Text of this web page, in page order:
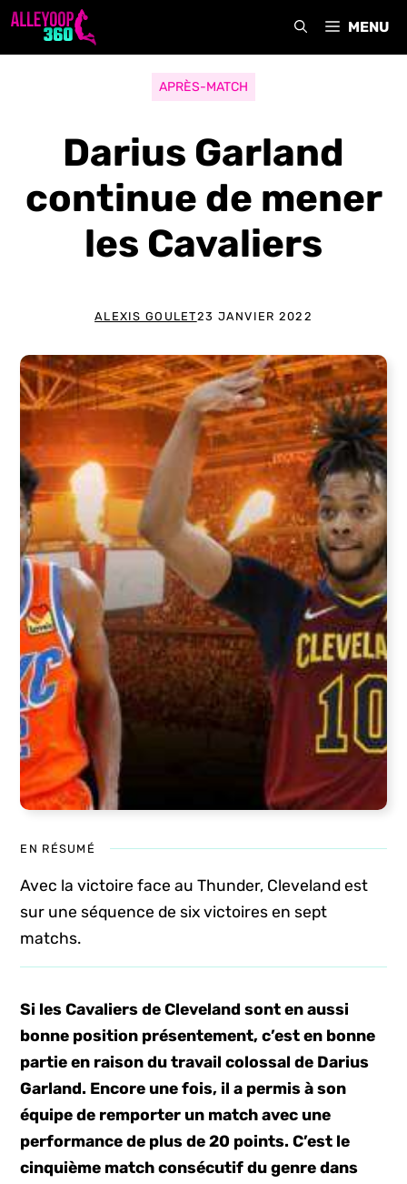
Aller
MENU
APRÈS-MATCH
Darius Garland
continue de mener
les Cavaliers
ALEXIS GOULET23 JANVIER 2022
EN RÉSUMÉ
Avec la victoire face au Thunder, Cleveland est
sur une séquence de six victoires en sept
matchs.
Si les Cavaliers de Cleveland sont en aussi
bonne position présentement, c’est en bonne
partie en raison du travail colossal de Darius
Garland. Encore une fois, il a permis à son
équipe de remporter un match avec une
performance de plus de 20 points. C’est le
cinquième match consécutif du genre dans